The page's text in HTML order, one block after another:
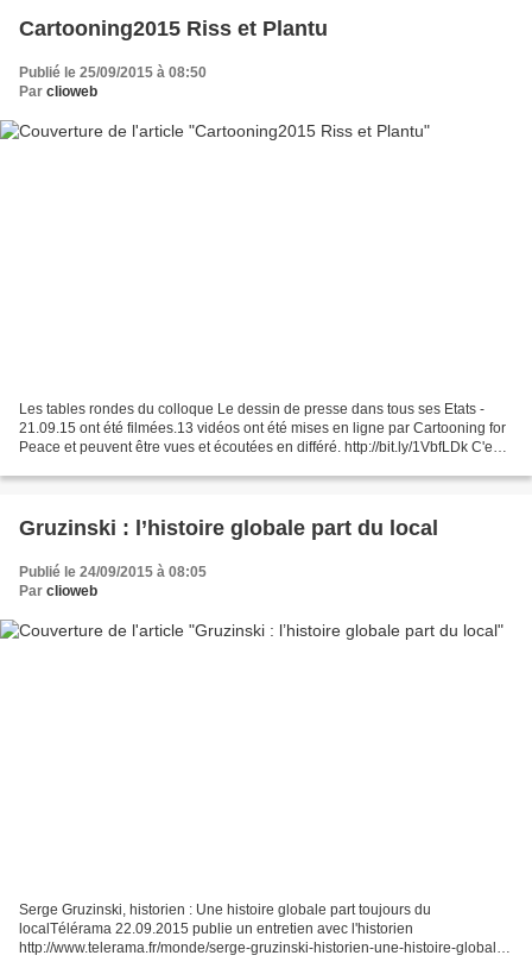
Cartooning2015 Riss et Plantu
Publié le 25/09/2015 à 08:50
Par clioweb
Les tables rondes du colloque Le dessin de presse dans tous ses Etats -
21.09.15 ont été filmées.13 vidéos ont été mises en ligne par Cartooning for
Peace et peuvent être vues et écoutées en différé. http://bit.ly/1VbfLDk C'est
Gruzinski : l’histoire globale part du local
Publié le 24/09/2015 à 08:05
Par clioweb
Serge Gruzinski, historien : Une histoire globale part toujours du
localTélérama 22.09.2015 publie un entretien avec l'historien
http://www.telerama.fr/monde/serge-gruzinski-historien-une-histoire-globale-